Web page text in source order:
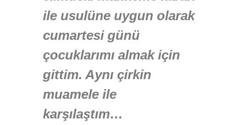
ile usulüne uygun olarak
cumartesi günü
çocuklarımı almak için
gittim. Aynı çirkin
muamele ile
karşılaştım…